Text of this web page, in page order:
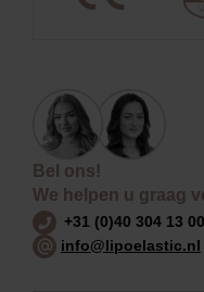
Bel ons!
We helpen u graag
+31 (0)40 304 13 00
info@lipoelastic.nl